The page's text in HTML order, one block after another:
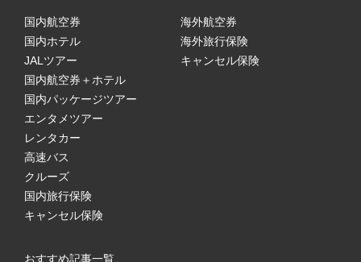
国内航空券
国内ホテル
JALツアー
国内航空券＋ホテル
国内パッケージツアー
エンタメツアー
レンタカー
高速バス
クルーズ
国内旅行保険
キャンセル保険
海外航空券
海外旅行保険
キャンセル保険
おすすめ記事一覧